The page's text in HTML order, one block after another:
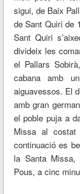
sigui, de Baix
de Sant Quiri de
Sant Quiri
divideix les
el Pallars
cabana amb
aiguavessos. El
amb gran
el poble puja a
Missa al
continuació es
la Santa
Pous, a cinc